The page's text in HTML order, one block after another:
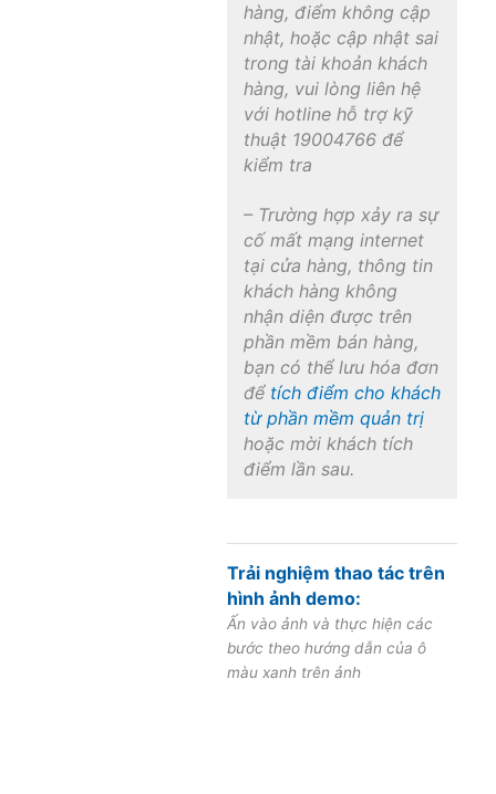
hàng, điểm không cập
nhật, hoặc cập nhật sai
trong tài khoản khách
hàng, vui lòng liên hệ
với hotline hỗ trợ kỹ
thuật 19004766 để
kiểm tra
– Trường hợp xảy ra sự
cố mất mạng internet
tại cửa hàng, thông tin
khách hàng không
nhận diện được trên
phần mềm bán hàng,
bạn có thể lưu hóa đơn
để tích điểm cho khách
từ phần mềm quản trị
hoặc mời khách tích
điểm lần sau.
Trải nghiệm thao tác trên
hình ảnh demo:
Ấn vào ảnh và thực hiện các
bước theo hướng dẫn của ô
màu xanh trên ảnh